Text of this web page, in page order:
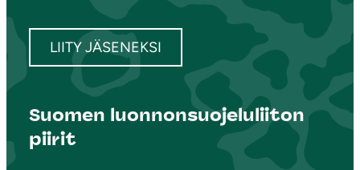
LIITY JÄSENEKSI
Suomen luonnonsuojeluliiton
piirit